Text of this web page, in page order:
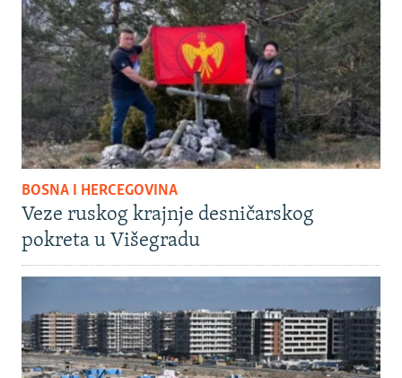
BOSNA I HERCEGOVINA
Veze ruskog krajnje desničarskog
pokreta u Višegradu